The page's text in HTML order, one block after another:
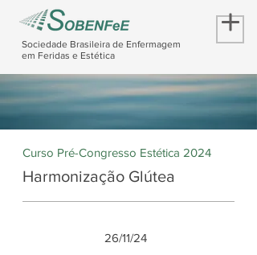
Sociedade Brasileira de Enfermagem
em Feridas e Estética
Curso Pré-Congresso Estética 2024
Harmonização Glútea
26/11/24